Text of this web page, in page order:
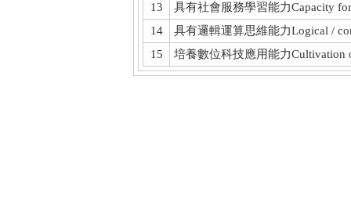
13
具有社會服務學習能力Capacity
14
具有邏輯運算思維能力Logical /
15
培養數位科技應用能力Cultivation